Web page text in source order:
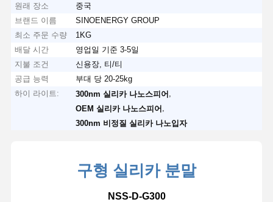
원래 장소
중국
브랜드 이름
SINOENERGY GROUP
최소 주문 수량
1KG
배달 시간
영업일 기준 3-5일
지불 조건
신용장, 티/티
공급 능력
부대 당 20-25kg
하이 라이트:
300nm 실리카 나노스피어
OEM 실리카 나노스피어
300nm 비정질 실리카 나노입자
구형 실리카 분말
NSS-D-G300